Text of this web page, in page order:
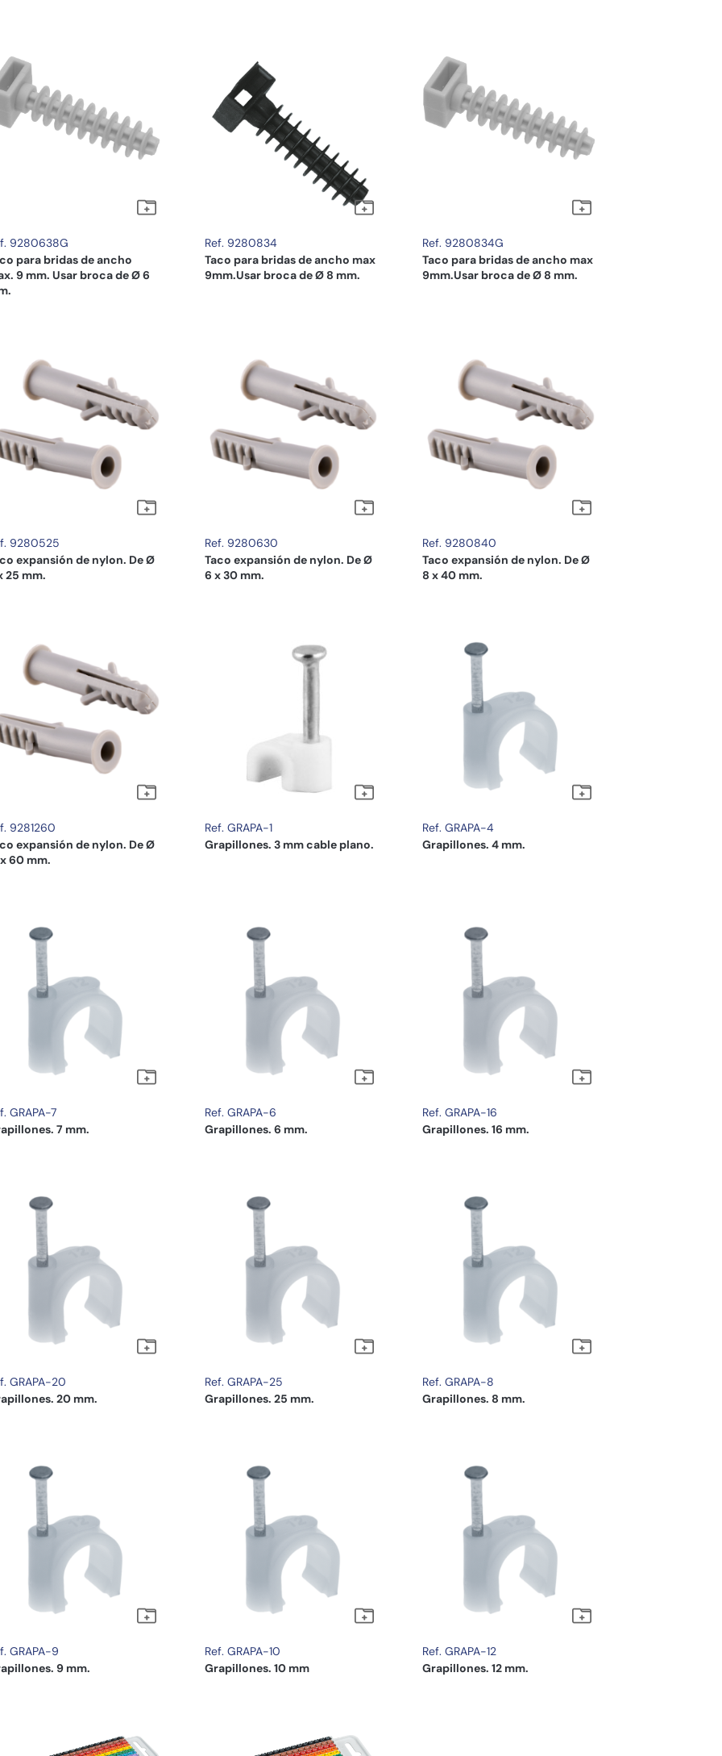
9280638G
para bridas de ancho
9 mm. Usar broca de Ø 6
Ref. 9280834
Taco para bridas de ancho max
9mm.Usar broca de Ø 8 mm.
Ref. 9280834G
Taco para bridas de ancho max
9mm.Usar broca de Ø 8 mm.
9280525
expansión de nylon. De Ø
25 mm.
Ref. 9280630
Taco expansión de nylon. De Ø
6 x 30 mm.
Ref. 9280840
Taco expansión de nylon. De Ø
8 x 40 mm.
9281260
expansión de nylon. De Ø
x 60 mm.
Ref. GRAPA-1
Grapillones. 3 mm cable plano.
Ref. GRAPA-4
Grapillones. 4 mm.
GRAPA-7
7 mm.
Ref. GRAPA-6
Grapillones. 6 mm.
Ref. GRAPA-16
Grapillones. 16 mm.
GRAPA-20
20 mm.
Ref. GRAPA-25
Grapillones. 25 mm.
Ref. GRAPA-8
Grapillones. 8 mm.
GRAPA-9
9 mm.
Ref. GRAPA-10
Grapillones. 10 mm
Ref. GRAPA-12
Grapillones. 12 mm.